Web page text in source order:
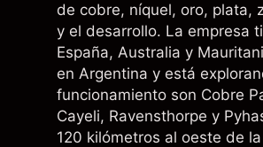
de cobre, níquel, oro, plata,
y el desarrollo. La empresa
España, Australia y
en Argentina y está
funcionamiento son Cobre
Cayeli, Ravensthorpe y
120 kilómetros al oeste de